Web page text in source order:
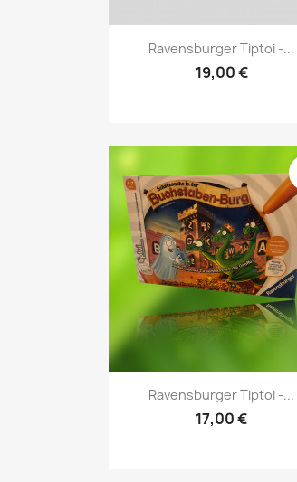
Vorschau
Ravensburger Tiptoi -...
19,00 €
Vorschau
Ravensburger Tiptoi -...
17,00 €